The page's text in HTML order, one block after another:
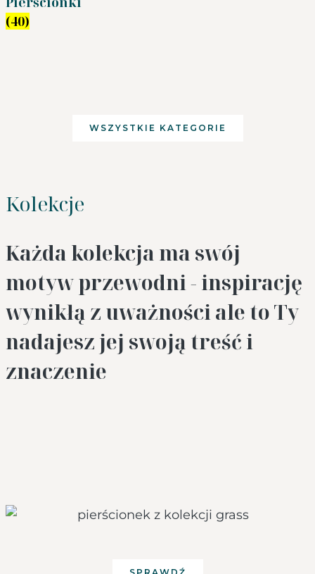
(40)
WSZYSTKIE KATEGORIE
Kolekcje
Każda kolekcja ma swój
motyw przewodni - inspirację
wynikłą z uważności ale to Ty
nadajesz jej swoją treść i
znaczenie